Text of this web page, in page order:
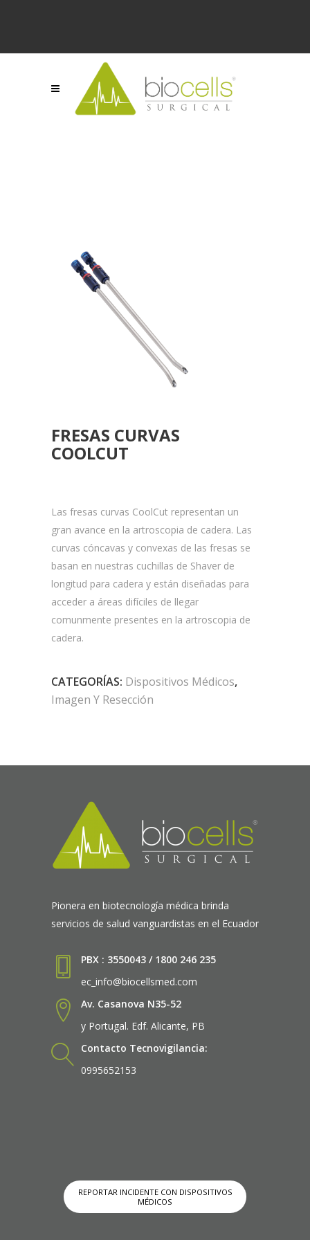
FRESAS CURVAS
COOLCUT
Las fresas curvas CoolCut representan un
gran avance en la artroscopia de cadera. Las
curvas cóncavas y convexas de las fresas se
basan en nuestras cuchillas de Shaver de
longitud para cadera y están diseñadas para
acceder a áreas difíciles de llegar
comunmente presentes en la artroscopia de
cadera.
CATEGORÍAS: Dispositivos Médicos,
Imagen Y Resección
Pionera en biotecnología médica brinda
servicios de salud vanguardistas en el Ecuador
PBX : 3550043 / 1800 246 235
ec_info@biocellsmed.com
Av. Casanova N35-52
y Portugal. Edf. Alicante, PB
Contacto Tecnovigilancia:
0995652153
REPORTAR INCIDENTE CON DISPOSITIVOS
MÉDICOS